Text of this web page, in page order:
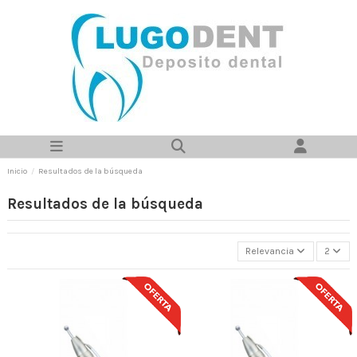
Inicio Resultados de la búsqueda
Resultados de la búsqueda
Relevancia 2